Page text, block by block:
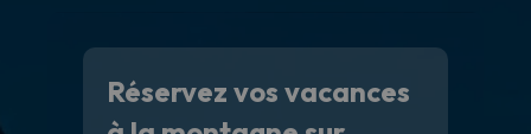
Réservez vos vacances